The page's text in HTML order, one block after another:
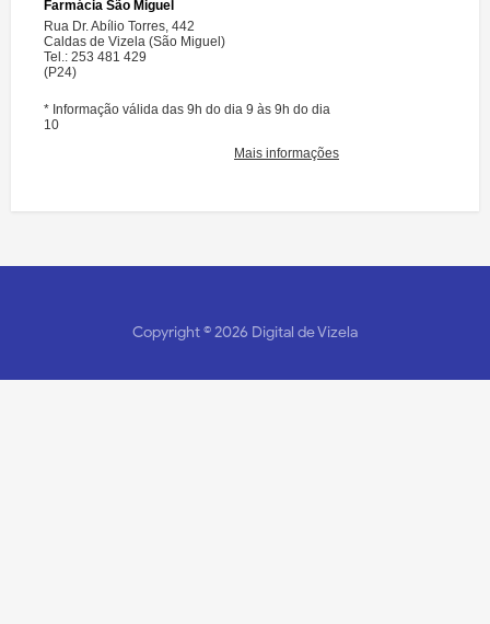
Copyright ©2026 Digital de Vizela